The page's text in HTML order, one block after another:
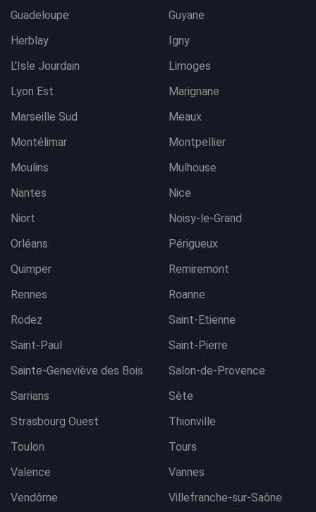
Guadeloupe
Guyane
Herblay
Igny
L'Isle Jourdain
Limoges
Lyon Est
Marignane
Marseille Sud
Meaux
Montélimar
Montpellier
Moulins
Mulhouse
Nantes
Nice
Niort
Noisy-le-Grand
Orléans
Périgueux
Quimper
Remiremont
Rennes
Roanne
Rodez
Saint-Etienne
Saint-Paul
Saint-Pierre
Sainte-Geneviève des Bois
Salon-de-Provence
Sarrians
Sète
Strasbourg Ouest
Thionville
Toulon
Tours
Valence
Vannes
Vendôme
Villefranche-sur-Saône